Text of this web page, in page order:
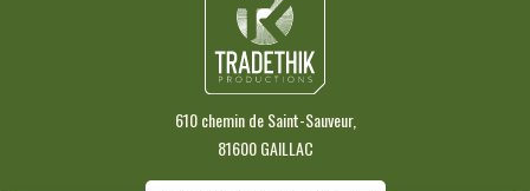
610 chemin de Saint-Sauveur,
81600 GAILLAC